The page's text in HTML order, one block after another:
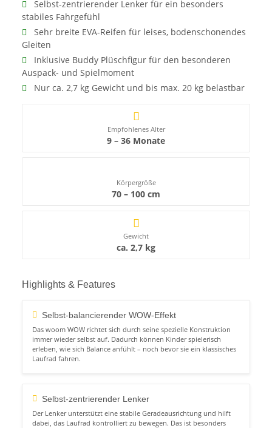
Selbst-zentrierender Lenker für ein besonders
stabiles Fahrgefühl
Sehr breite EVA-Reifen für leises, bodenschonendes
Gleiten
Inklusive Buddy Plüschfigur für den besonderen
Auspack- und Spielmoment
Nur ca. 2,7 kg Gewicht und bis max. 20 kg belastbar
Empfohlenes Alter
9 – 36 Monate
Körpergröße
70 – 100 cm
Gewicht
ca. 2,7 kg
Highlights & Features
Selbst-balancierender WOW-Effekt
Das woom WOW richtet sich durch seine spezielle Konstruktion
immer wieder selbst auf. Dadurch können Kinder spielerisch
erleben, wie sich Balance anfühlt – noch bevor sie ein klassisches
Laufrad fahren.
Selbst-zentrierender Lenker
Der Lenker unterstützt eine stabile Geradeausrichtung und hilft
dabei, das Laufrad kontrolliert zu bewegen. Das ist besonders